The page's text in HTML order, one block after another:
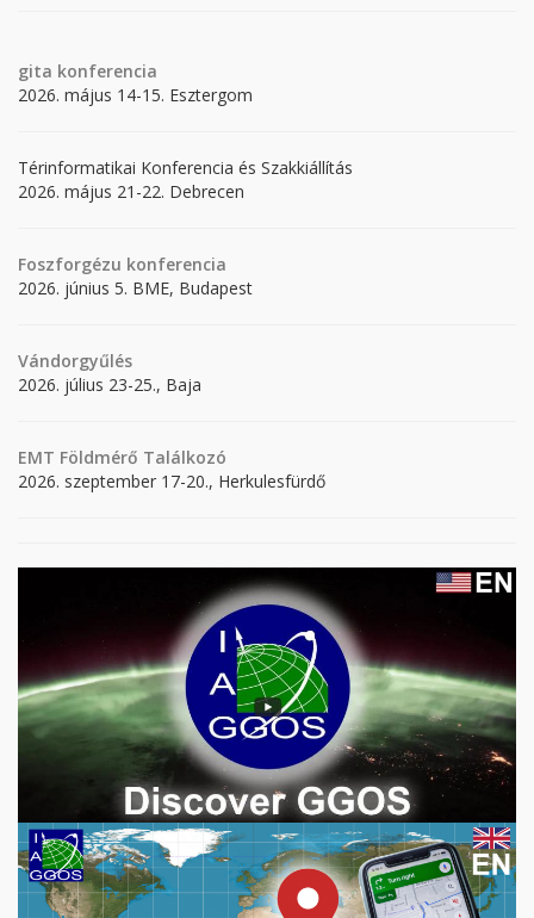
gita konferencia
2026. május 14-15. Esztergom
Térinformatikai Konferencia és Szakkiállítás
2026. május 21-22. Debrecen
Foszforgézu konferencia
2026. június 5. BME, Budapest
Vándorgyűlés
2026. július 23-25., Baja
EMT Földmérő Találkozó
2026. szeptember 17-20., Herkulesfürdő